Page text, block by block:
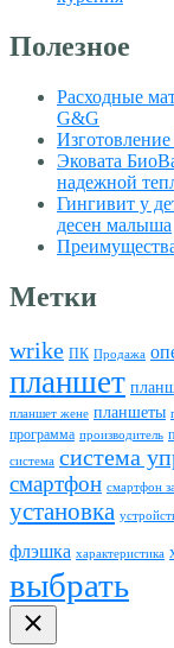
Полезное
Расходные
G&G
Изготовление
Эковата
надежной
Гингивит у
десен малыша
Метки
wrike ПК Продажа
планшет
планшет жене планшеты
программа производитель
система система
смартфон смартфон
установка
флэшка характеристика
выбрать